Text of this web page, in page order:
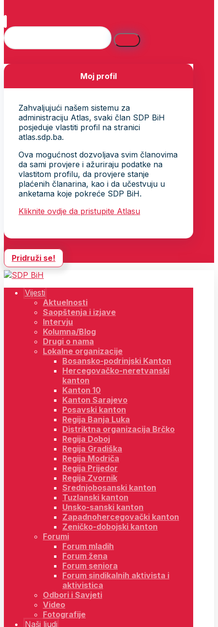
Moj profil
Zahvaljujući našem sistemu za
administraciju Atlas, svaki član SDP BiH
posjeduje vlastiti profil na stranici
atlas.sdp.ba.
Ova mogućnost dozvoljava svim članovima
da sami provjere i ažuriraju podatke na
vlastitom profilu, da provjere stanje
plaćenih članarina, kao i da učestvuju u
anketama koje pokreće SDP BiH.
Kliknite ovdje da pristupite Atlasu
Pridruži se!
Vijesti
Aktuelnosti
Saopštenja i izjave
Intervju
Kolumna/Blog
Drugi o nama
Lokalne organizacije
Bosansko-podrinjski Kanton
Hercegovačko-neretvanski
kanton
Kanton 10
Kanton Sarajevo
Posavski kanton
Regija Banja Luka
Distriktna organizacija Brčko
Regija Doboj
Regija Gradiška
Regija Modriča
Regija Prijedor
Regija Zvornik
Srednjobosanski kanton
Tuzlanski kanton
Unsko-sanski kanton
Zapadnohercegovački kanton
Zeničko-dobojski kanton
Forumi
Forum mladih
Forum žena
Forum seniora
Forum sindikalnih aktivista i
aktivistica
Odbori i Savjeti
Video
Fotografije
Naši ljudi